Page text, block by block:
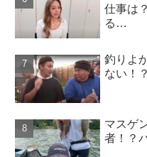
仕事は
る…
釣りよ
ない！
マスゲ
者！？